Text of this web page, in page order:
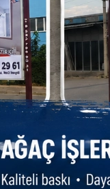
Paylas
tespit edilen
süreyle el
Trafik